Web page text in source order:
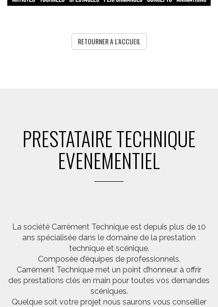
RETOURNER A L'ACCUEIL
PRESTATAIRE TECHNIQUE
EVENEMENTIEL
La société Carrément Technique est depuis plus de 10
ans spécialisée dans le domaine de la prestation
technique et scénique.
Composée d’équipes de professionnels,
Carrément Technique met un point d’honneur à offrir
des prestations clés en main pour toutes vos demandes
scéniques.
Quelque soit votre projet nous saurons vous conseiller